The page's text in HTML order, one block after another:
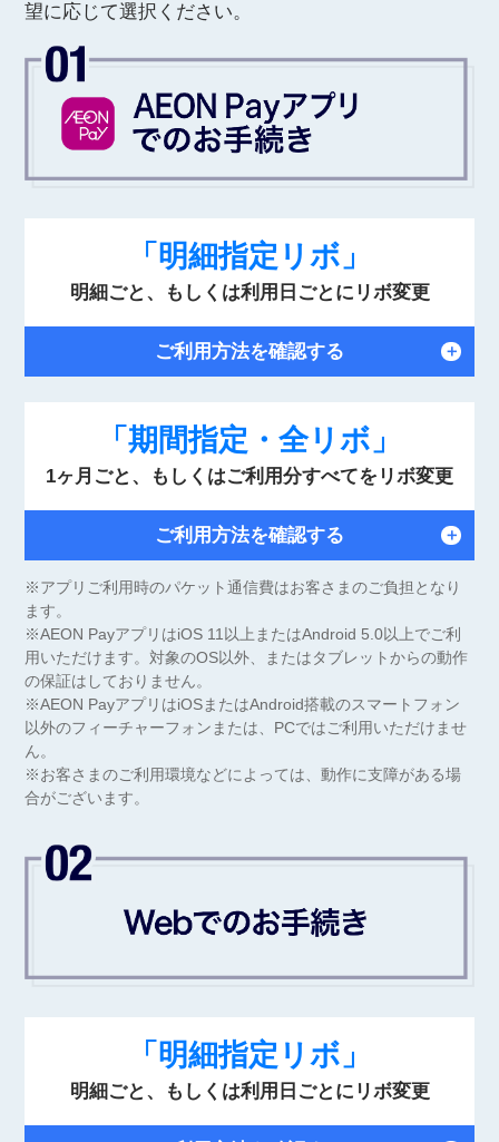
望に応じて選択ください。
「明細指定リボ」
明細ごと、もしくは利用日ごとにリボ変更
ご利用方法を確認する ＋
「期間指定・全リボ」
1ヶ月ごと、もしくはご利用分すべてをリボ変更
ご利用方法を確認する ＋
※アプリご利用時のパケット通信費はお客さまのご負担となり
ます。
※AEON PayアプリはiOS 11以上またはAndroid 5.0以上でご利
用いただけます。対象のOS以外、またはタブレットからの動作
の保証はしておりません。
※AEON PayアプリはiOSまたはAndroid搭載のスマートフォン
以外のフィーチャーフォンまたは、PCではご利用いただけませ
ん。
※お客さまのご利用環境などによっては、動作に支障がある場
合がございます。
「明細指定リボ」
明細ごと、もしくは利用日ごとにリボ変更